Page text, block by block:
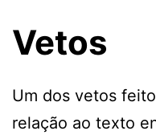
Vetos
Um dos vetos
relação ao texto